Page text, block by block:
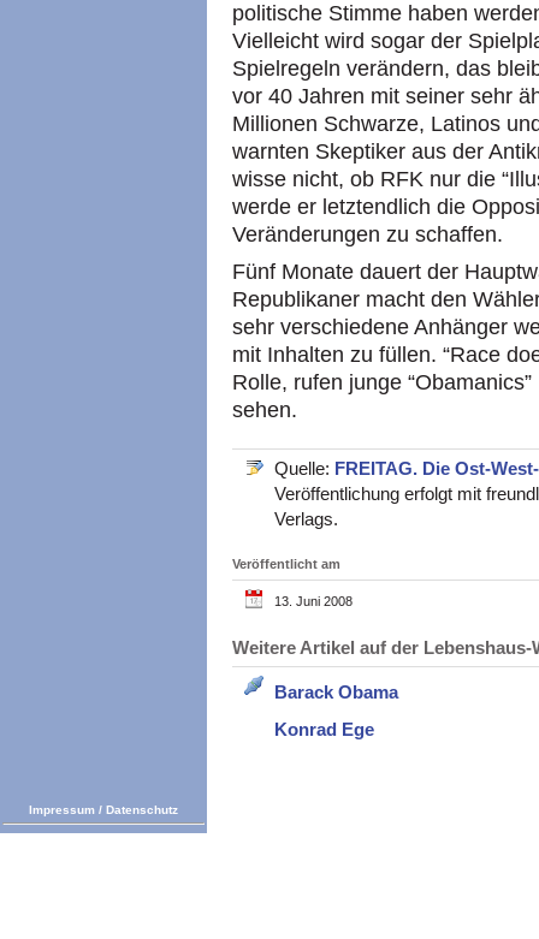
politische Stimme haben
Vielleicht wird sogar der
Spielregeln verändern, das
vor 40 Jahren mit seiner sehr
Millionen Schwarze, Latinos
warnten Skeptiker aus der
wisse nicht, ob RFK nur die
werde er letztendlich die
Veränderungen zu schaffen.
Fünf Monate dauert der
Republikaner macht den
sehr verschiedene Anhänger
mit Inhalten zu füllen. “Race
Rolle, rufen junge
sehen.
Quelle: FREITAG. Die Ost-
Veröffentlichung erfolgt mit
Verlags.
Veröffentlicht am
13. Juni 2008
Weitere Artikel auf der
Barack Obama
Konrad Ege
Impressum / Datenschutz